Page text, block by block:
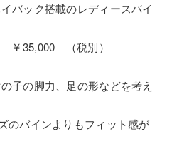
バック搭載のレディースバイ
35,000 （税別）
子の脚力、足の形などを考え
のバインよりもフィット感が